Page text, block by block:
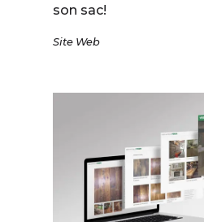
son sac!
Site Web